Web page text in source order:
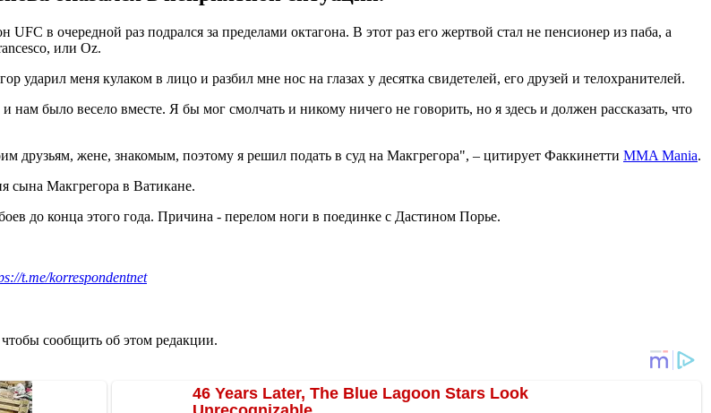
в очередной раз подрался за пределами октагона. В этот раз его жертвой стал не пенсионер из паба, а
или Oz.
меня кулаком в лицо и разбил мне нос на глазах у десятка свидетелей, его друзей и телохранителей.
было весело вместе. Я бы мог смолчать и никому ничего не говорить, но я здесь и должен рассказать, что
друзьям, жене, знакомым, поэтому я решил подать в суд на Макгрегора", – цитирует Факкинетти MMA Mania.
сына Макгрегора в Ватикане.
до конца этого года. Причина - перелом ноги в поединке с Дастином Порье.
t.me/korrespondentnet
сообщить об этом редакции.